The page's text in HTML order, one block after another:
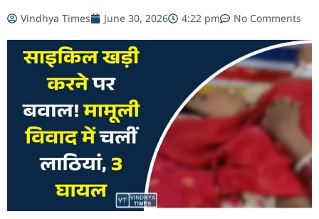
Vindhya Times June 30, 2026 4:22 pm No Comments